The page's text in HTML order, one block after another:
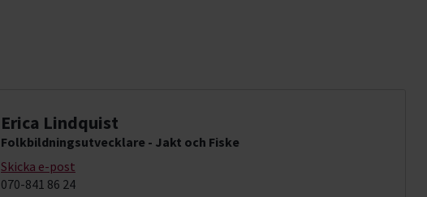
Erica Lindquist
Folkbildningsutvecklare - Jakt och Fiske
Skicka e-post
070-841 86 24